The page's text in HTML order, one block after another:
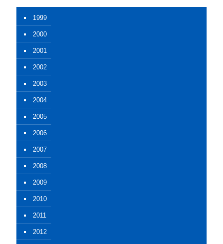
1999
2000
2001
2002
2003
2004
2005
2006
2007
2008
2009
2010
2011
2012